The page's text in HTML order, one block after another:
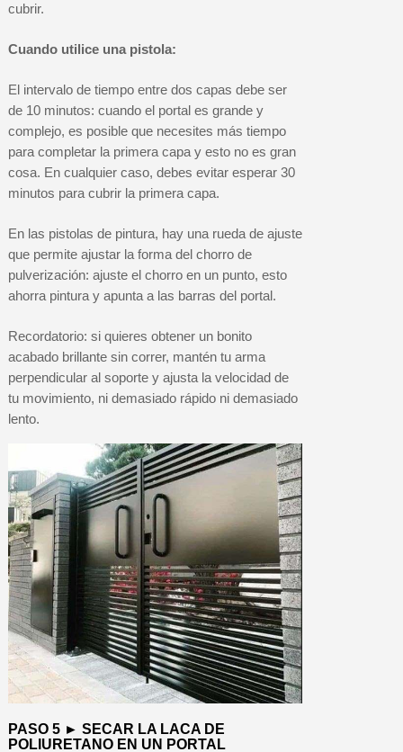
cubrir.
Cuando utilice una pistola:
El intervalo de tiempo entre dos capas debe ser
de 10 minutos: cuando el portal es grande y
complejo, es posible que necesites más tiempo
para completar la primera capa y esto no es gran
cosa. En cualquier caso, debes evitar esperar 30
minutos para cubrir la primera capa.
En las pistolas de pintura, hay una rueda de ajuste
que permite ajustar la forma del chorro de
pulverización: ajuste el chorro en un punto, esto
ahorra pintura y apunta a las barras del portal.
Recordatorio: si quieres obtener un bonito
acabado brillante sin correr, mantén tu arma
perpendicular al soporte y ajusta la velocidad de
tu movimiento, ni demasiado rápido ni demasiado
lento.
PASO 5 ► SECAR LA LACA DE
POLIURETANO EN UN PORTAL